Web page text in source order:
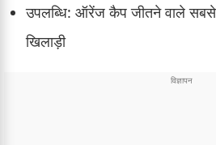
उपलब्धि: ऑरेंज कैप जीतने वाले
खिलाड़ी